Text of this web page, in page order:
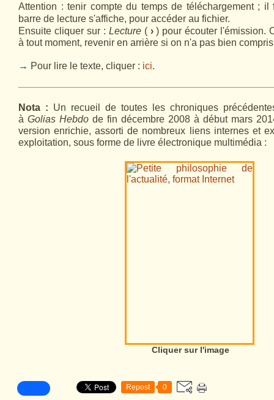
Attention : tenir compte du temps de téléchargement ; il
barre de lecture s'affiche, pour accéder au fichier.
Ensuite cliquer sur : Lecture( ›) pour écouter l'émission.
à tout moment, revenir en arrière si on n'a pas bien
→ Pour lire le texte, cliquer : ici.
Nota : Un recueil de toutes les chroniques
à Golias Hebdo de fin décembre 2008 à début mars
version enrichie, assorti de nombreux liens internes et
exploitation, sous forme de livre électronique multimédia :
Cliquer sur l'image
Repost 0